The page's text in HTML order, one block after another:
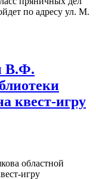
по адресу ул. М.
В.Ф.
квест-игру